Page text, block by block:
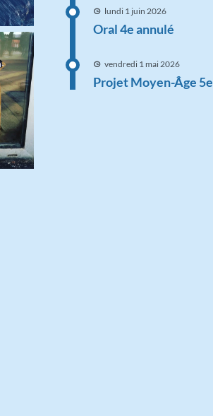
lundi 1 juin 2026
Oral 4e annulé
vendredi 1 mai 2026
Projet Moyen-Âge 5e